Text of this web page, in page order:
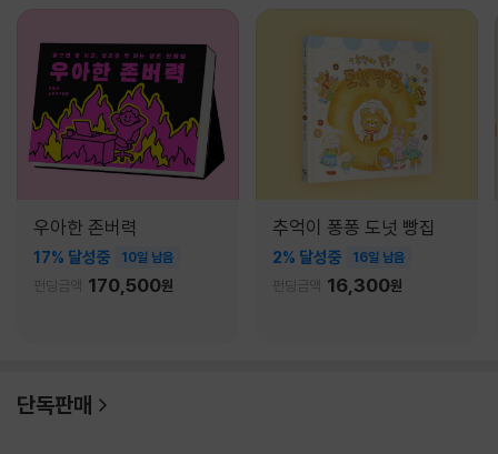
우아한 존버력
17% 달성중 10일 남음
펀딩금액 170,500원
추억이 퐁퐁 도넛 빵집
2% 달성중 16일 남음
펀딩금액 16,300원
단독판매